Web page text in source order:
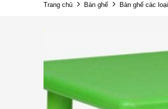
Trang chủ Bàn ghế Bàn ghế các loại